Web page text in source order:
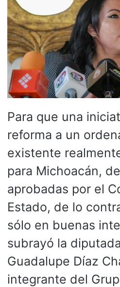
Para que una
reforma a un
existente
para Michoacán,
aprobadas por el
Estado, de lo
sólo en buenas
subrayó la
Guadalupe Díaz
integrante del